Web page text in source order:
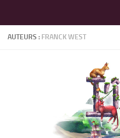
AUTEURS : FRANCK WEST